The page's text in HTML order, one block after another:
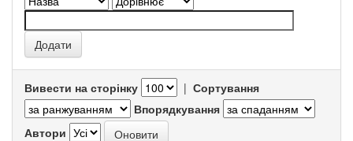
Вивести на сторінку | Сортування
Впорядкування
Автори